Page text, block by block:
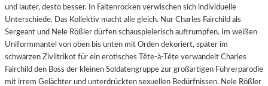
und lauter, desto besser. In Faltenröcken verwischen sich individuelle
Unterschiede. Das Kollektiv macht alle gleich. Nur Charles Fairchild als
Sergeant und Nele Rößler dürfen schauspielerisch auftrumpfen. Im weißen
Uniformmantel von oben bis unten mit Orden dekoriert, später im
schwarzen Ziviltrikot für ein erotisches Tête-à-Tête verwandelt Charles
Fairchild den Boss der kleinen Soldatengruppe zur großartigen Führerparodie
mit irrem Gelächter und unterdrückten sexuellen Bedürfnissen. Nele Rößler